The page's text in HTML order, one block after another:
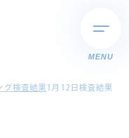
MENU
グ検査結果1月12日検査結果